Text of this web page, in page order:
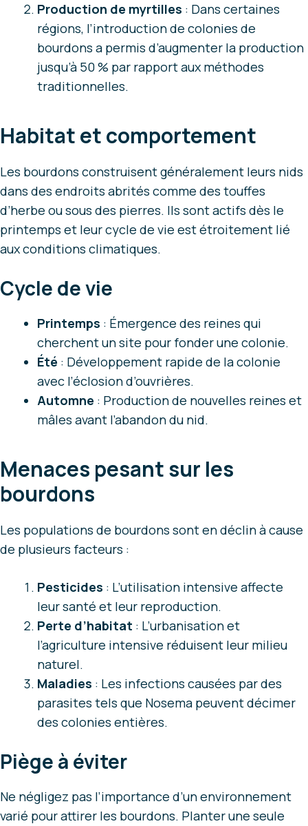
Production de myrtilles : Dans certaines
régions, l’introduction de colonies de
bourdons a permis d’augmenter la production
jusqu’à 50 % par rapport aux méthodes
traditionnelles.
Habitat et comportement
Les bourdons construisent généralement leurs nids
dans des endroits abrités comme des touffes
d’herbe ou sous des pierres. Ils sont actifs dès le
printemps et leur cycle de vie est étroitement lié
aux conditions climatiques.
Cycle de vie
Printemps : Émergence des reines qui
cherchent un site pour fonder une colonie.
Été : Développement rapide de la colonie
avec l’éclosion d’ouvrières.
Automne : Production de nouvelles reines et
mâles avant l’abandon du nid.
Menaces pesant sur les
bourdons
Les populations de bourdons sont en déclin à cause
de plusieurs facteurs :
Pesticides : L’utilisation intensive affecte
leur santé et leur reproduction.
Perte d’habitat : L’urbanisation et
l’agriculture intensive réduisent leur milieu
naturel.
Maladies : Les infections causées par des
parasites tels que Nosema peuvent décimer
des colonies entières.
Piège à éviter
Ne négligez pas l’importance d’un environnement
varié pour attirer les bourdons. Planter une seule